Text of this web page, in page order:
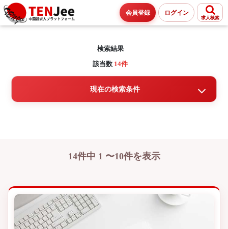
会員登録 ログイン
求人検索
検索結果
該当数 14件
現在の検索条件
14件中 1 〜10件を表示